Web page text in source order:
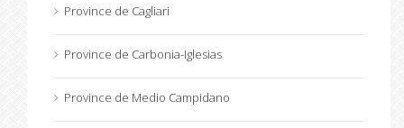
Province de Cagliari
Province de Carbonia-Iglesias
Province de Medio Campidano